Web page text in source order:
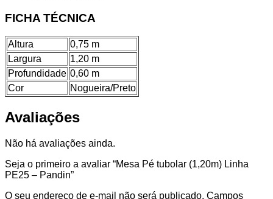
FICHA TÉCNICA
Altura
0,75 m
Largura
1,20 m
Profundidade 0,60 m
Cor
Nogueira/Preto
Avaliações
Não há avaliações ainda.
Seja o primeiro a avaliar “Mesa Pé tubolar (1,20m) Linha
PE25 – Pandin”
O seu endereço de e-mail não será publicado. Campos